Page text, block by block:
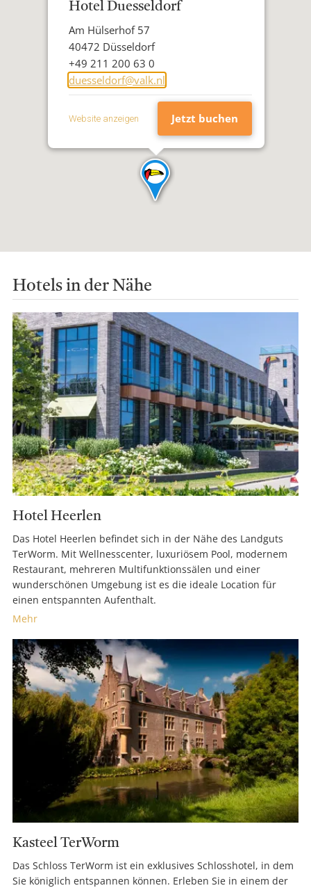
Hotel Duesseldorf
Adresse
Am Hülserhof 57
Postleitzahl
Stadt
40472 Düsseldorf
Telefon
+49 211 200 63 0
E-
Mail-
Addresse
duesseldorf@valk.nl
Website anzeigen Jetzt buchen
Hotels in der Nähe
Hotel Heerlen
Das Hotel Heerlen befindet sich in der Nähe des Landguts
TerWorm. Mit Wellnesscenter, luxuriösem Pool, modernem
Restaurant, mehreren Multifunktionssälen und einer
wunderschönen Umgebung ist es die ideale Location für
einen entspannten Aufenthalt.
Mehr
Kasteel TerWorm
Das Schloss TerWorm ist ein exklusives Schlosshotel, in dem
Sie königlich entspannen können. Erleben Sie in einem der